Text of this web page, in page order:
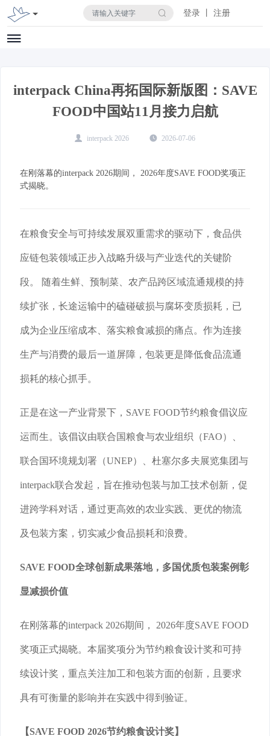
登录 丨 注册
interpack China再拓国际新版图：SAVE
FOOD中国站11月接力启航
interpack 2026 2026-07-06
在刚落幕的interpack 2026期间， 2026年度SAVE FOOD奖项正
式揭晓。
在粮食安全与可持续发展双重需求的驱动下，食品供
应链包装领域正步入战略升级与产业迭代的关键阶
段。 随着生鲜、预制菜、农产品跨区域流通规模的持
续扩张，长途运输中的磕碰破损与腐坏变质损耗，已
成为企业压缩成本、落实粮食减损的痛点。作为连接
生产与消费的最后一道屏障，包装更是降低食品流通
损耗的核心抓手。
正是在这一产业背景下，SAVE FOOD节约粮食倡议应
运而生。该倡议由联合国粮食与农业组织（FAO）、
联合国环境规划署（UNEP）、杜塞尔多夫展览集团与
interpack联合发起，旨在推动包装与加工技术创新，促
进跨学科对话，通过更高效的农业实践、更优的物流
及包装方案，切实减少食品损耗和浪费。
SAVE FOOD全球创新成果落地，多国优质包装案例彰
显减损价值
在刚落幕的interpack 2026期间， 2026年度SAVE FOOD
奖项正式揭晓。本届奖项分为节约粮食设计奖和可持
续设计奖，重点关注加工和包装方面的创新，且要求
具有可衡量的影响并在实践中得到验证。
【SAVE FOOD 2026节约粮食设计奖】